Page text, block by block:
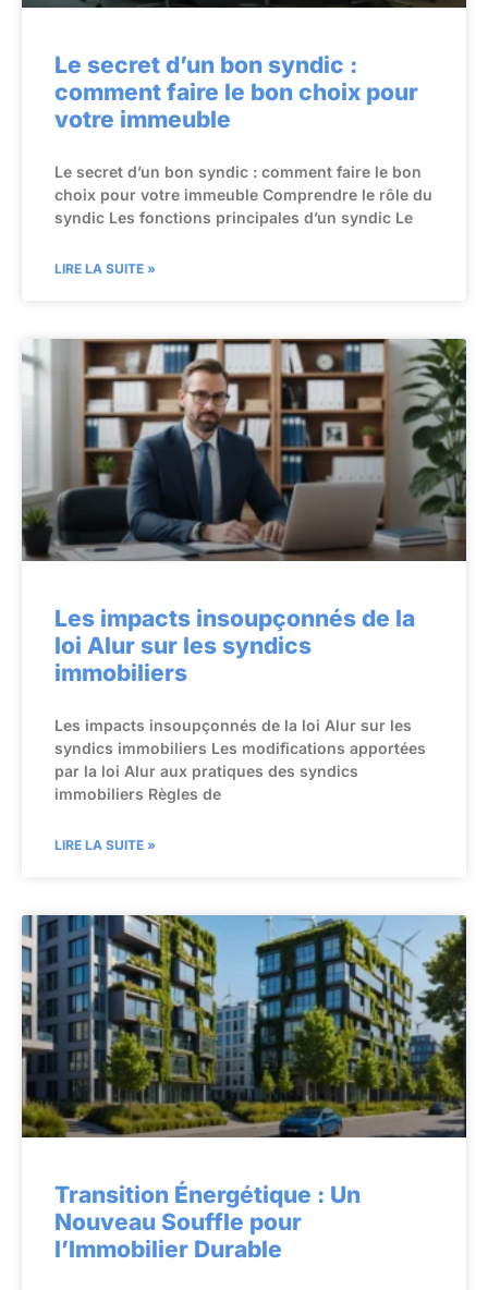
Le secret d’un bon syndic :
comment faire le bon choix pour
votre immeuble
Le secret d’un bon syndic : comment faire le bon
choix pour votre immeuble Comprendre le rôle du
syndic Les fonctions principales d’un syndic Le
LIRE LA SUITE »
Les impacts insoupçonnés de la
loi Alur sur les syndics
immobiliers
Les impacts insoupçonnés de la loi Alur sur les
syndics immobiliers Les modifications apportées
par la loi Alur aux pratiques des syndics
immobiliers Règles de
LIRE LA SUITE »
Transition Énergétique : Un
Nouveau Souffle pour
l’Immobilier Durable